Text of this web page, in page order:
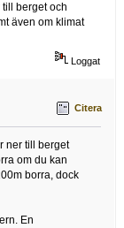
berget och
även om klimat
Loggat
Citera
ner till berget
om du kan
borra, dock
En